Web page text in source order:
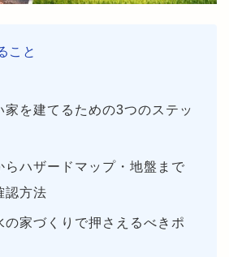
こと
家を建てるための3つのステッ
らハザードマップ・地盤まで
認方法
の家づくりで押さえるべきポ